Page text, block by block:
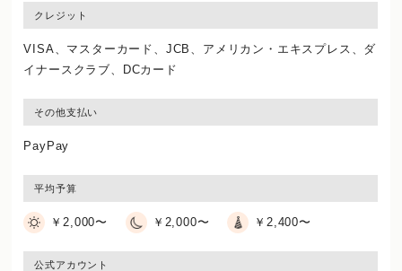
クレジット
VISA、マスターカード、JCB、アメリカン・エキスプレス、ダ
イナースクラブ、DCカード
その他支払い
PayPay
平均予算
￥2,000〜 ￥2,000〜 ￥2,400〜
公式アカウント